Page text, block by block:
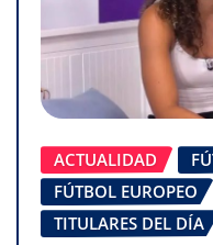
ACTUALIDAD
FÚTBOL EUROPEO
TITULARES DEL DÍA